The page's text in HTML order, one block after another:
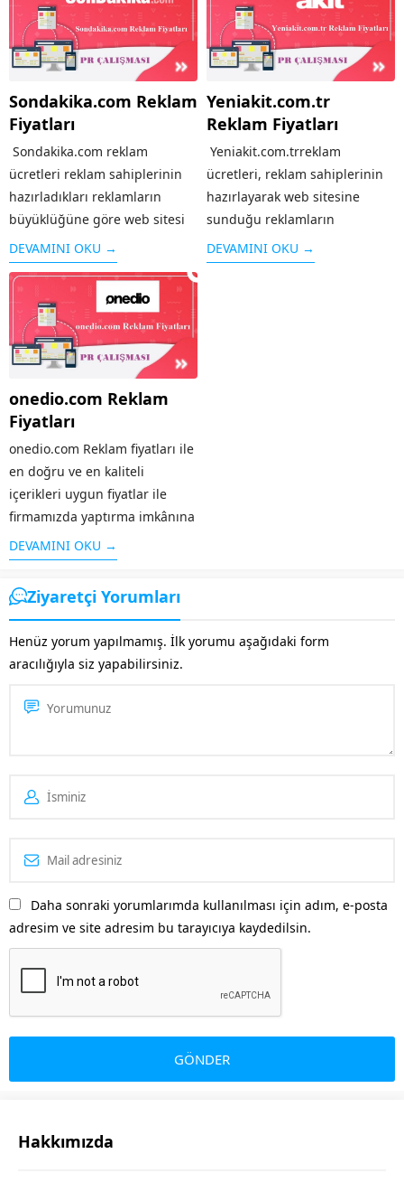
Sondakika.com Reklam
Fiyatları
Sondakika.com reklam
ücretleri reklam sahiplerinin
hazırladıkları reklamların
büyüklüğüne göre web sitesi
sahipleri tarafından
belirlenmektedir. Ayrıca bu
reklamların fiyatları
sondakika.com bülten yayınları
esnasında görüntüleme
sıklığına göre de değişiklik
göstermektedir. Bu fiyat
belirleme özelliklerinin tümü
sondakika.com banner...
DEVAMINI OKU →
Yeniakit.com.tr
Reklam Fiyatları
Yeniakit.com.trreklam
ücretleri, reklam sahiplerinin
hazırlayarak web sitesine
sunduğu reklamların
büyüklüğüne göre
yeniakit.com.tr tarafından
DEVAMINI OKU →
onedio.com Reklam
Fiyatları
onedio.com Reklam fiyatları ile
en doğru ve en kaliteli
içerikleri uygun fiyatlar ile
firmamızda yaptırma imkânına
sahip olabilirsiniz. onedio.com
reklam ücretleri içeriklerinizin
ve sizin bu iş için ne kadar bir
bütçe ayırdığınıza bağlı olarak
DEVAMINI OKU →
Ziyaretçi Yorumları
Henüz yorum yapılmamış. İlk yorumu aşağıdaki form
aracılığıyla siz yapabilirsiniz.
Daha sonraki yorumlarımda kullanılması için adım, e-posta
adresim ve site adresim bu tarayıcıya kaydedilsin.
Hakkımızda